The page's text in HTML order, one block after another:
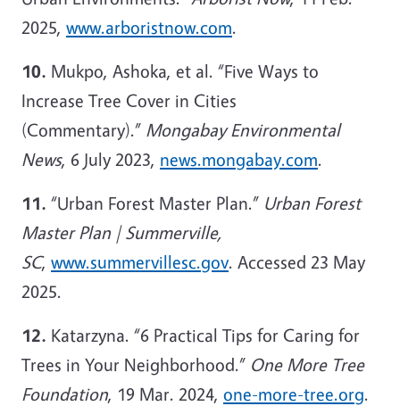
2025, www.arboristnow.com.
10. Mukpo, Ashoka, et al. “Five Ways to
Increase Tree Cover in Cities
(Commentary).” Mongabay Environmental
News, 6 July 2023, news.mongabay.com.
11. “Urban Forest Master Plan.” Urban Forest
Master Plan | Summerville,
SC, www.summervillesc.gov. Accessed 23 May
2025.
12. Katarzyna. “6 Practical Tips for Caring for
Trees in Your Neighborhood.” One More Tree
Foundation, 19 Mar. 2024, one-more-tree.org.